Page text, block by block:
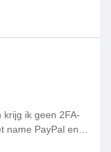
in Nederland
verbonden.
ik geen 2FA-
name PayPal en
meer in een